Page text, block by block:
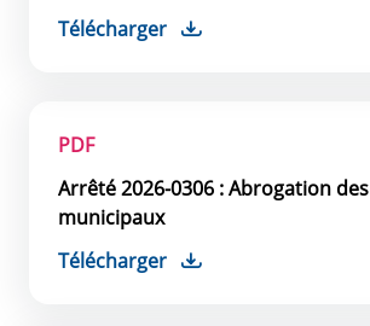
Télécharger
PDF
Arrêté 2026-0306 : Abrogation
municipaux
Télécharger